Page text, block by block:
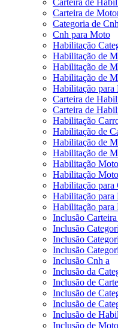
Carteira de
Categoria de
Cnh para Moto
Habilitação
Habilitação de
Habilitação de
Habilitação de
Habilitação para
Carteira de
Carteira de
Habilitação
Habilitação de
Habilitação de
Habilitação de
Habilitação Moto
Habilitação
Habilitação para
Habilitação para
Habilitação para
Inclusão
Inclusão
Inclusão
Inclusão
Inclusão Cnh a
Inclusão da
Inclusão de
Inclusão de
Inclusão de
Inclusão de
Inclusão de